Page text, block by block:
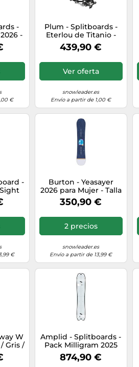
-
-
€
Plum - Splitboards -
Eterlou de Titanio -
Talla M - Negro Negro
M
439,90 €
Ver oferta
snowleader.es
Envío a partir de 1,00 €
-
-
€
Burton - Yeasayer
2026 para Mujer - Talla
140 cm - Azul Azul 140
cm
350,90 €
2 precios
snowleader.es
Envío a partir de 13,99 €
W
Gris /
Amplid - Splitboards -
Pack Milligram 2025
de Madera - Gris Gris
151 cm.155 cm.159
874,90 €